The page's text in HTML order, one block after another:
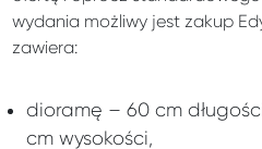
wydania możliwy jest zakup
zawiera:
dioramę – 60 cm
cm wysokości,